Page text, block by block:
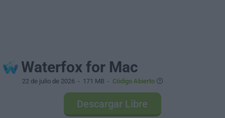
Waterfox for Mac
22 de julio de 2026 - 171 MB - Código Abierto
Descargar Libre